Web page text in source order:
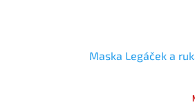
Maska Legáček a